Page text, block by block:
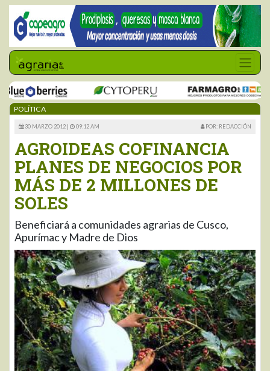
POLÍTICA
30 MARZO 2012 | 09:12 AM POR: REDACCIÓN
AGROIDEAS COFINANCIA
PLANES DE NEGOCIOS POR
MÁS DE 2 MILLONES DE
SOLES
Beneficiará a comunidades agrarias de Cusco,
Apurímac y Madre de Dios